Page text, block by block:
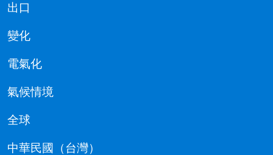
出口
變化
電氣化
氣候情境
全球
中華民國（台灣）